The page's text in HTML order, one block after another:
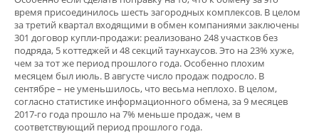
время присоединилось шесть загородных комплексов. В целом
за третий квартал входящими в обмен компаниями заключены
301 договор купли-продажи: реализовано 248 участков без
подряда, 5 коттеджей и 48 секций таунхаусов. Это на 23% хуже,
чем за тот же период прошлого года. Особенно плохим
месяцем был июль. В августе число продаж подросло. В
сентябре – не уменьшилось, что весьма неплохо. В целом,
согласно статистике информационного обмена, за 9 месяцев
2017-го года прошло на 7% меньше продаж, чем в
соответствующий период прошлого года.